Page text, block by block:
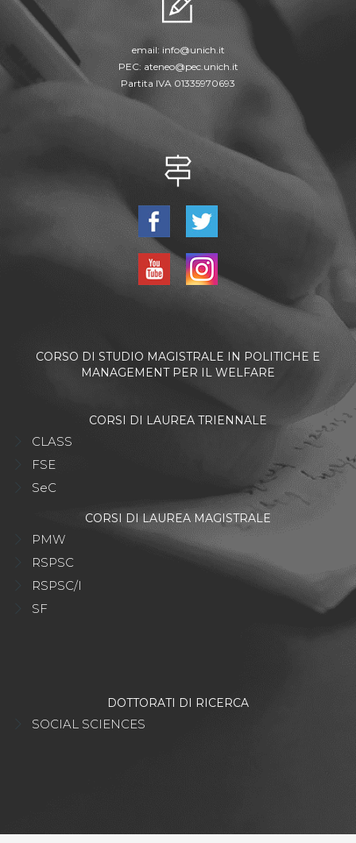
email: info@unich.it
PEC: ateneo@pec.unich.it
Partita IVA 01335970693
CORSO DI STUDIO MAGISTRALE IN POLITICHE E
MANAGEMENT PER IL WELFARE
CORSI DI LAUREA TRIENNALE
CLASS
FSE
SeC
CORSI DI LAUREA MAGISTRALE
PMW
RSPSC
RSPSC/I
SF
DOTTORATI DI RICERCA
SOCIAL SCIENCES